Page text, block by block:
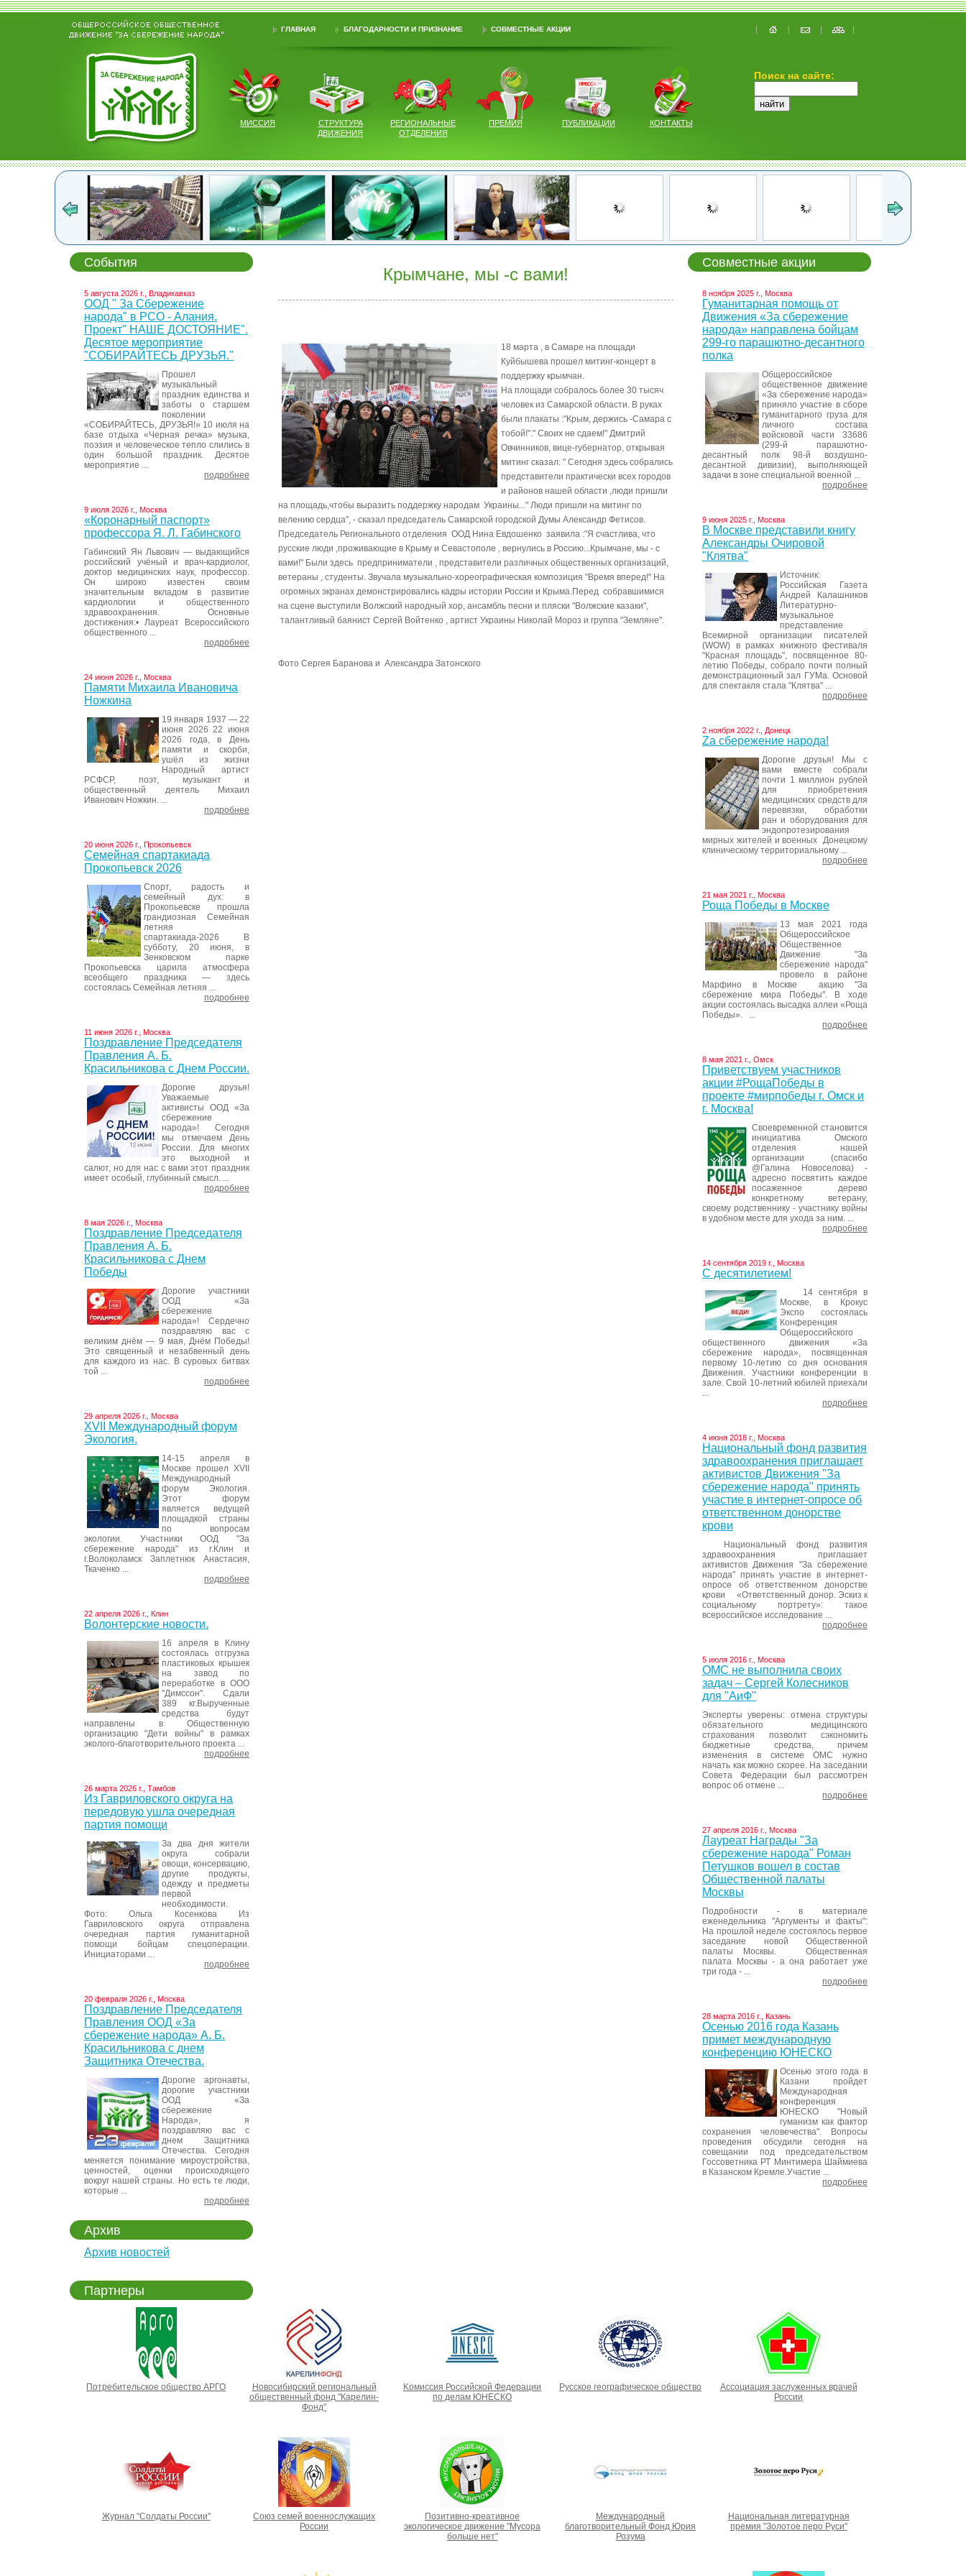
ГЛАВНАЯ БЛАГОДАРНОСТИ И ПРИЗНАНИЕ СОВМЕСТНЫЕ АКЦИИ
МИССИЯ
СТРУКТУРА
ДВИЖЕНИЯ
РЕГИОНАЛЬНЫЕ
ОТДЕЛЕНИЯ
ПРЕМИЯ ПУБЛИКАЦИИ КОНТАКТЫ
Поиск на сайте:
События
5 августа 2026 г., Владикавказ
ООД " За Сбережение
народа" в РСО - Алания.
Проект" НАШЕ ДОСТОЯНИЕ".
Десятое мероприятие
"СОБИРАЙТЕСЬ ДРУЗЬЯ."
Прошел
музыкальный
праздник единства и
заботы о старшем
поколении
«СОБИРАЙТЕСЬ, ДРУЗЬЯ!» 10 июля на
базе отдыха «Черная речка» музыка,
поэзия и человеческое тепло слились в
один большой праздник. Десятое
мероприятие ...
подробнее
9 июля 2026 г., Москва
«Коронарный паспорт»
профессора Я. Л. Габинского
Габинский Ян Львович — выдающийся
российский учёный и врач-кардиолог,
доктор медицинских наук, профессор.
Он широко известен своим
значительным вкладом в развитие
кардиологии и общественного
здравоохранения. Основные
достижения:• Лауреат Всероссийского
общественного ...
подробнее
24 июня 2026 г., Москва
Памяти Михаила Ивановича
Ножкина
19 января 1937 — 22
июня 2026 22 июня
2026 года, в День
памяти и скорби,
ушёл из жизни
Народный артист
РСФСР, поэт, музыкант и
общественный деятель Михаил
Иванович Ножкин. ...
подробнее
20 июня 2026 г., Прокопьевск
Семейная спартакиада
Прокопьевск 2026
Спорт, радость и
семейный дух: в
Прокопьевске прошла
грандиозная Семейная
летняя
спартакиада-2026 В
субботу, 20 июня, в
Зенковском парке
Прокопьевска царила атмосфера
всеобщего праздника — здесь
состоялась Семейная летняя ...
подробнее
11 июня 2026 г., Москва
Поздравление Председателя
Правления А. Б.
Красильникова с Днем России.
Дорогие друзья!
Уважаемые
активисты ООД «За
сбережение
народа»! Сегодня
мы отмечаем День
России. Для многих
это выходной и
салют, но для нас с вами этот праздник
имеет особый, глубинный смысл. ...
подробнее
8 мая 2026 г., Москва
Поздравление Председателя
Правления А. Б.
Красильникова с Днем
Победы
Дорогие участники
ООД «За
сбережение
народа»! Сердечно
поздравляю вас с
великим днём — 9 мая, Днём Победы!
Это священный и незабвенный день
для каждого из нас. В суровых битвах
той ...
подробнее
29 апреля 2026 г., Москва
XVII Международный форум
Экология.
14-15 апреля в
Москве прошел XVII
Международный
форум Экология.
Этот форум
является ведущей
площадкой страны
по вопросам
экологии. Участники ООД "За
сбережение народа" из г.Клин и
г.Волоколамск Заплетнюк Анастасия,
Ткаченко ...
подробнее
22 апреля 2026 г., Клин
Волонтерские новости.
16 апреля в Клину
состоялась отгрузка
пластиковых крышек
на завод по
переработке в ООО
"Димссон". Сдали
389 кг.Вырученные
средства будут
направлены в Общественную
организацию "Дети войны" в рамках
эколого-благотворительного проекта ...
подробнее
26 марта 2026 г., Тамбов
Из Гавриловского округа на
передовую ушла очередная
партия помощи
За два дня жители
округа собрали
овощи, консервацию,
другие продукты,
одежду и предметы
первой
необходимости.
Фото: Ольга Косенкова Из
Гавриловского округа отправлена
очередная партия гуманитарной
помощи бойцам спецоперации.
Инициаторами ...
подробнее
20 февраля 2026 г., Москва
Поздравление Председателя
Правления ООД «За
сбережение народа» А. Б.
Красильникова с днем
Защитника Отечества.
Дорогие аргонавты,
дорогие участники
ООД «За
сбережение
Народа», я
поздравляю вас с
днем Защитника
Отечества. Сегодня
меняется понимание мироустройства,
ценностей, оценки происходящего
вокруг нашей страны. Но есть те люди,
которые ...
подробнее
Архив
Архив новостей
Крымчане, мы -с вами!
18 марта , в Самаре на площади
Куйбышева прошел митинг-концерт в
поддержку крымчан.
На площади собралось более 30 тысяч
человек из Самарской области. В руках
были плакаты :"Крым, держись -Самара с
тобой!"." Своих не сдаем!" Дмитрий
Овчинников, вице-губернатор, открывая
митинг сказал: " Сегодня здесь собрались
представители практически всех городов
и районов нашей области ,люди пришли
на площадь,чтобы выразить поддержку народам Украины..." Люди пришли на митинг по
велению сердца", - сказал председатель Самарской городской Думы Александр Фетисов.
Председатель Регионального отделения ООД Нина Евдошенко заявила :"Я счастлива, что
русские люди ,проживающие в Крыму и Севастополе , вернулись в Россию...Крымчане, мы - с
вами!" Были здесь предприниматели , представители различных общественных организаций,
ветераны , студенты. Звучала музыкально-хореографическая композиция "Время вперед!" На
огромных экранах демонстрировались кадры истории России и Крыма.Перед собравшимися
на сцене выступили Волжский народный хор, ансамбль песни и пляски "Волжские казаки",
талантливый баянист Сергей Войтенко , артист Украины Николай Мороз и группа "Земляне".
Фото Сергея Баранова и Александра Затонского
Совместные акции
8 ноября 2025 г., Москва
Гуманитарная помощь от
Движения «За сбережение
народа» направлена бойцам
299-го парашютно-десантного
полка
Общероссийское
общественное движение
«За сбережение народа»
приняло участие в сборе
гуманитарного груза для
личного состава
войсковой части 33686
(299-й парашютно-
десантный полк 98-й воздушно-
десантной дивизии), выполняющей
задачи в зоне специальной военной ...
подробнее
9 июня 2025 г., Москва
В Москве представили книгу
Александры Очировой
"Клятва"
Источник:
Российская Газета
Андрей Калашников
Литературно-
музыкальное
представление
Всемирной организации писателей
(WOW) в рамках книжного фестиваля
"Красная площадь", посвященное 80-
летию Победы, собрало почти полный
демонстрационный зал ГУМа. Основой
для спектакля стала "Клятва" ...
подробнее
2 ноября 2022 г., Донецк
Za сбережение народа!
Дорогие друзья! Мы с
вами вместе собрали
почти 1 миллион рублей
для приобретения
медицинских средств для
перевязки, обработки
ран и оборудования для
эндопротезирования
мирных жителей и военных Донецкому
клиническому территориальному ...
подробнее
21 мая 2021 г., Москва
Роща Победы в Москве
13 мая 2021 года
Общероссийское
Общественное
Движение "За
сбережение народа"
провело в районе
Марфино в Москве акцию "За
сбережение мира Победы". В ходе
акции состоялась высадка аллеи «Роща
Победы». ...
подробнее
8 мая 2021 г., Омск
Приветствуем участников
акции #РощаПобеды в
проекте #мирпобеды г. Омск и
г. Москва!
Своевременной становится
инициатива Омского
отделения нашей
организации (спасибо
@Галина Новоселова) -
адресно посвятить каждое
посаженное дерево
конкретному ветерану,
своему родственнику - участнику войны
в удобном месте для ухода за ним. ...
подробнее
14 сентября 2019 г., Москва
С десятилетием!
14 сентября в
Москве, в Крокус
Экспо состоялась
Конференция
Общероссийского
общественного движения «За
сбережение народа», посвященная
первому 10-летию со дня основания
Движения. Участники конференции в
зале. Свой 10-летний юбилей приехали
...
подробнее
4 июня 2018 г., Москва
Национальный фонд развития
здравоохранения приглашает
активистов Движения "За
сбережение народа" принять
участие в интернет-опросе об
ответственном донорстве
крови
Национальный фонд развития
здравоохранения приглашает
активистов Движения "За сбережение
народа" принять участие в интернет-
опросе об ответственном донорстве
крови «Ответственный донор. Эскиз к
социальному портрету»: такое
всероссийское исследование ...
подробнее
5 июля 2016 г., Москва
ОМС не выполнила своих
задач – Сергей Колесников
для "АиФ"
Эксперты уверены: отмена структуры
обязательного медицинского
страхования позволит сэкономить
бюджетные средства, причем
изменения в системе ОМС нужно
начать как можно скорее. На заседании
Совета Федерации был рассмотрен
вопрос об отмене ...
подробнее
27 апреля 2016 г., Москва
Лауреат Награды "За
сбережение народа" Роман
Петушков вошел в состав
Общественной палаты
Москвы
Подробности - в материале
еженедельника "Аргументы и факты":
На прошлой неделе состоялось первое
заседание новой Общественной
палаты Москвы. Общественная
палата Москвы - а она работает уже
три года - ...
подробнее
28 марта 2016 г., Казань
Осенью 2016 года Казань
примет международную
конференцию ЮНЕСКО
Осенью этого года в
Казани пройдет
Международная
конференция
ЮНЕСКО "Новый
гуманизм как фактор
сохранения человечества". Вопросы
проведения обсудили сегодня на
совещании под председательством
Госсоветника РТ Минтимера Шаймиева
в Казанском Кремле.Участие ...
подробнее
Партнеры
Потребительское общество АРГО
Новосибирский региональный
общественный фонд "Карелин-
Фонд"
Kомиссия Российской Федерации
по делам ЮНЕСКО
Русское географическое общество
Ассоциация заслуженных врачей
России
Журнал "Солдаты России"
Союз семей военнослужащих
России
Позитивно-креативное
экологическое движение "Мусора
больше нет"
Международный
благотворительный Фонд Юрия
Розума
Национальная литературная
премия "Золотое перо Руси"